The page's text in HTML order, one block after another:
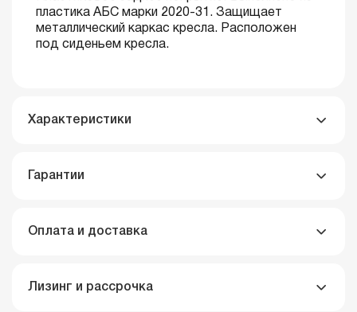
пластика АБС марки 2020-31. Защищает
металлический каркас кресла. Расположен
под сиденьем кресла.
Характеристики
Гарантии
Оплата и доставка
Лизинг и рассрочка